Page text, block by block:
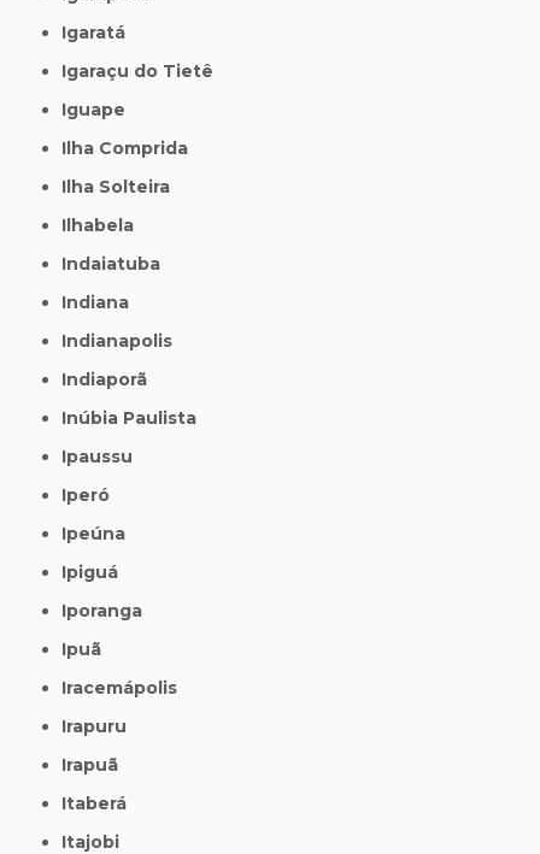
Igaratá
Igaraçu do Tietê
Iguape
Ilha Comprida
Ilha Solteira
Ilhabela
Indaiatuba
Indiana
Indianapolis
Indiaporã
Inúbia Paulista
Ipaussu
Iperó
Ipeúna
Ipiguá
Iporanga
Ipuã
Iracemápolis
Irapuru
Irapuã
Itaberá
Itajobi